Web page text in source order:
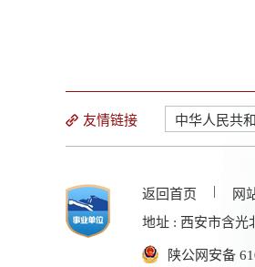
友情链接 中华人民共
返回首页 | 网
地址 : 西安市含光
陕公网安备